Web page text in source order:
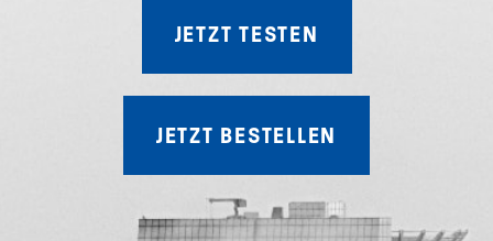
JETZT TESTEN
JETZT BESTELLEN